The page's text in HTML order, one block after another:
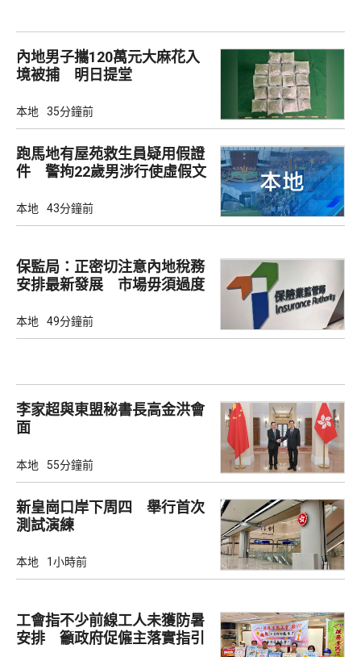
內地男子攜120萬元大麻花入
境被捕 明日提堂
本地 35分鐘前
跑馬地有屋苑救生員疑用假證
件 警拘22歲男涉行使虛假文
本地 43分鐘前
保監局：正密切注意內地稅務
安排最新發展 市場毋須過度
本地 49分鐘前
李家超與東盟秘書長高金洪會
面
本地 55分鐘前
新皇崗口岸下周四 舉行首次
測試演練
本地 1小時前
工會指不少前線工人未獲防暑
安排 籲政府促僱主落實指引